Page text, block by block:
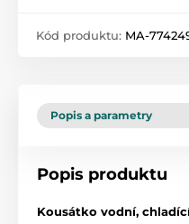
Kód produktu: MA-
Popis a parametry
Popis produktu
Kousátko vodní,